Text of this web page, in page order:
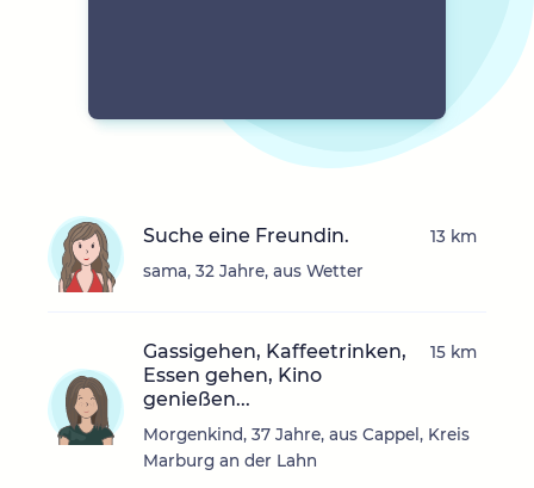
Suche eine Freundin.
sama, 32 Jahre, aus Wetter
13 km
Gassigehen, Kaffeetrinken,
Essen gehen, Kino
genießen...
Morgenkind, 37 Jahre, aus Cappel, Kreis
Marburg an der Lahn
15 km